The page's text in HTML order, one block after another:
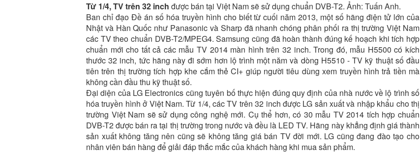
Từ 1/4, TV trên 32 inch được bán tại Việt Nam sẽ sử dụng chuẩn DVB-T2. Ảnh: Tuấn Anh.
Ban chỉ đạo Đề án số hóa truyền hình cho biết từ cuối năm 2013, một số hãng điện tử lớn của
Nhật và Hàn Quốc như Panasonic và Sharp đã nhanh chóng phân phối ra thị trường Việt Nam
các TV theo chuẩn DVB-T2/MPEG4. Samsung cũng đã hoàn thành đúng kế hoạch khi tích hợp
chuẩn mới cho tất cả các mẫu TV 2014 màn hình trên 32 inch. Trong đó, mẫu H5500 có kích
thước 32 inch, tức hãng này đi sớm hơn lộ trình một năm và dòng H5510 - TV kỹ thuật số đầu
tiên trên thị trường tích hợp khe cắm thẻ CI+ giúp người tiêu dùng xem truyền hình trả tiền mà
không cần đầu thu kỹ thuật số.
Đại diện của LG Electronics cũng tuyên bố thực hiện đúng quy định của nhà nước về lộ trình số
hóa truyền hình ở Việt Nam. Từ 1/4, các TV trên 32 inch được LG sản xuất và nhập khẩu cho thị
trường Việt Nam sẽ sử dụng công nghệ mới. Cụ thể hơn, có 30 mẫu TV 2014 tích hợp chuẩn
DVB-T2 được bán ra tại thị trường trong nước và đều là LED TV. Hãng này khẳng định giá thành
sản xuất không tăng nên cũng sẽ không tăng giá bán TV đời mới. LG cũng đang đào tạo cho
nhân viên bán hàng để giải đáp thắc mắc của khách hàng khi mua sản phẩm.